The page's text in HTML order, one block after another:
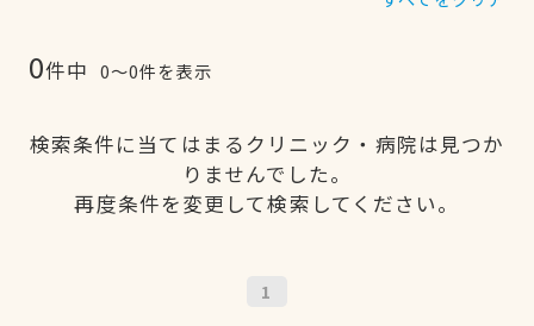
0件中 0〜0件を表示
検索条件に当てはまるクリニック・病院は見つか
りませんでした。
再度条件を変更して検索してください。
1